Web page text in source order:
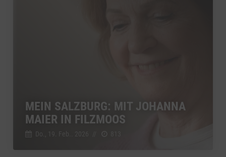
MEIN SALZBURG: MIT JOHANNA
MAIER IN FILZMOOS
Do., 19. Feb.. 2026